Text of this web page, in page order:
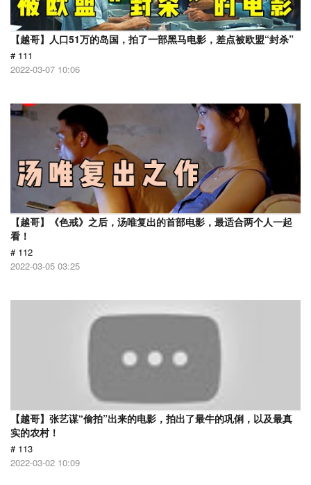
【越哥】人口51万的岛国，拍了一部黑马电影，差点被欧盟“封杀”
# 111
2022-03-07 10:06
【越哥】《色戒》之后，汤唯复出的首部电影，最适合两个人一起
看！
# 112
2022-03-05 03:25
【越哥】张艺谋“偷拍”出来的电影，拍出了最牛的巩俐，以及最真
实的农村！
# 113
2022-03-02 10:09